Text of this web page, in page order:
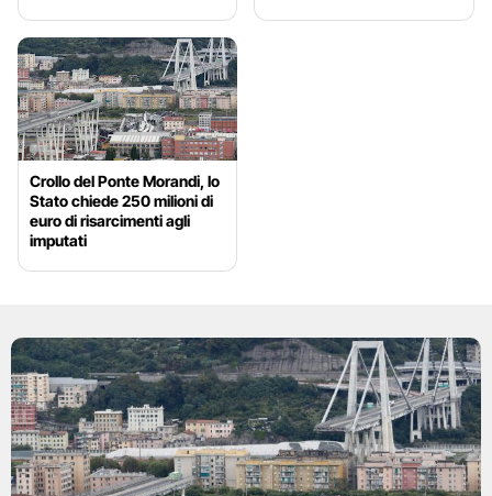
Crollo del Ponte Morandi, lo
Stato chiede 250 milioni di
euro di risarcimenti agli
imputati